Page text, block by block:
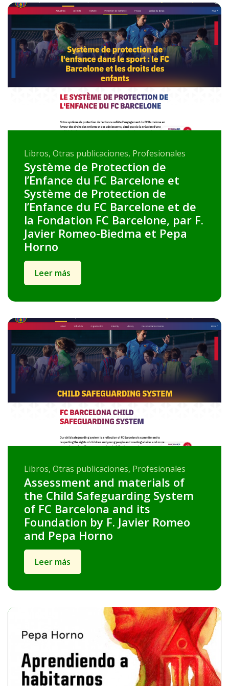
Libros, Otras publicaciones, Profesionales
Système de Protection de
l’Enfance du FC Barcelone et
Système de Protection de
l’Enfance du FC Barcelone et de
la Fondation FC Barcelone, par F.
Javier Romeo-Biedma et Pepa
Horno
Leer más
Libros, Otras publicaciones, Profesionales
Assessment and materials of
the Child Safeguarding System
of FC Barcelona and its
Foundation by F. Javier Romeo
and Pepa Horno
Leer más